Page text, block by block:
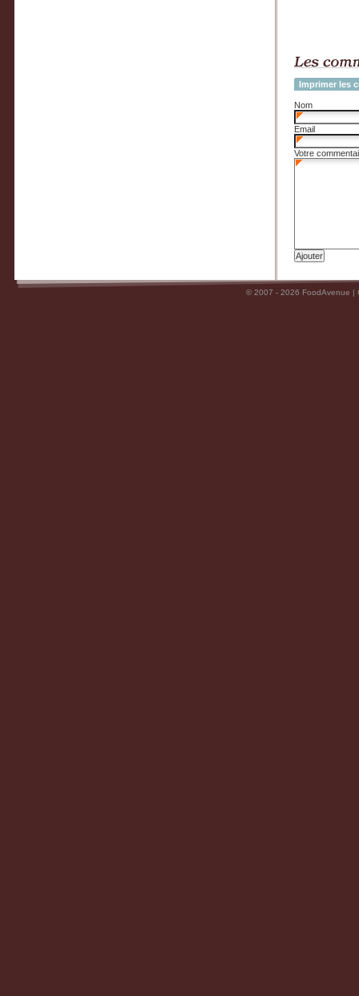
Imprimer les
Nom
Email
Votre
© 2007 - 2026 FoodAvenue |